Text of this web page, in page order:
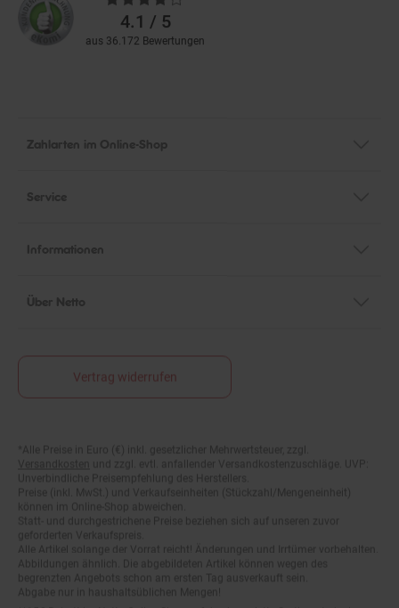
Bewertungen
4.1 / 5
aus 36.172 Bewertungen
Fußnoten
Versandkosten
und zzgl. evtl. anfallender Versandkostenzuschläge. UVP:
Unverbindliche Preisempfehlung des Herstellers.
Preise (inkl. MwSt.) und Verkaufseinheiten (Stückzahl/Mengeneinheit)
können im Online-Shop abweichen.
Statt- und durchgestrichene Preise beziehen sich auf unseren zuvor
geforderten Verkaufspreis.
Alle Artikel solange der Vorrat reicht! Änderungen und Irrtümer vorbehalten.
Abbildungen ähnlich. Die abgebildeten Artikel können wegen des
begrenzten Angebots schon am ersten Tag ausverkauft sein.
Abgabe nur in haushaltsüblichen Mengen!